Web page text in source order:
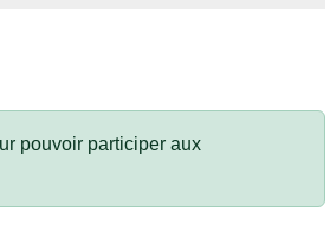
pouvoir participer aux